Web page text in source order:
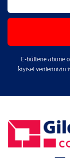
E-bültene abone
kişisel verilerinizin